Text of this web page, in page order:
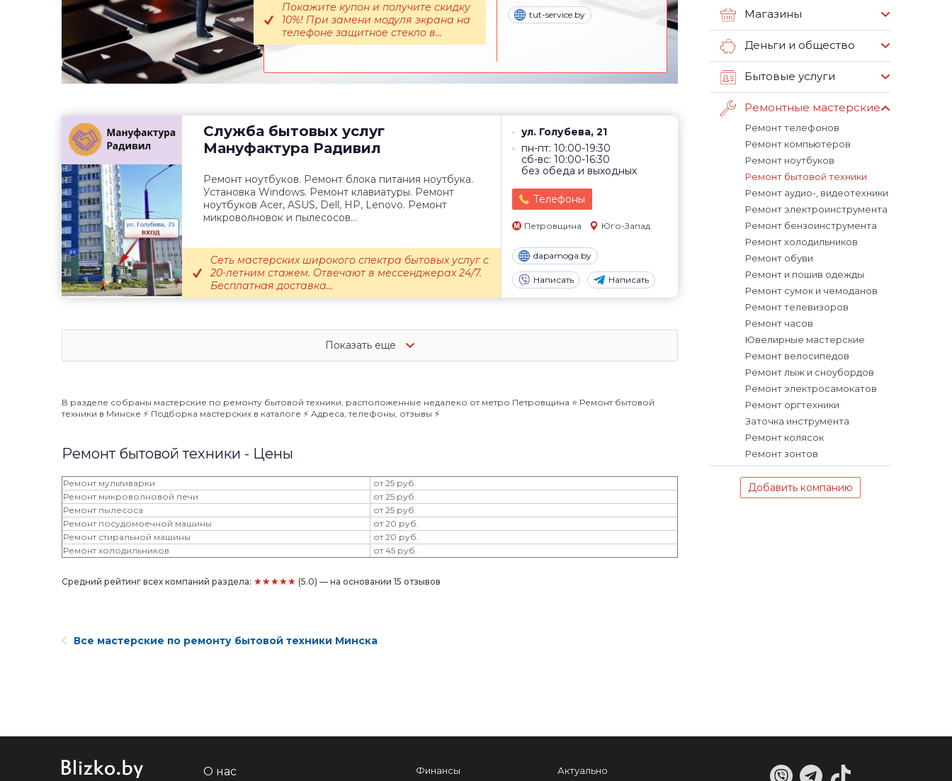
tut-service.by
Покажите купон и получите скидку
10%! При замени модуля экрана на
телефоне защитное стекло в...
Служба бытовых услуг
Мануфактура Радивил
ул. Голубева, 21
пн-пт: 10:00-19:30
сб-вс: 10:00-16:30
без обеда и выходных
Телефоны
Петровщина Юго-Запад
dapamoga.by
Написать Написать
Ремонт ноутбуков. Ремонт блока питания ноутбука.
Установка Windows. Ремонт клавиатуры. Ремонт
ноутбуков Acer, ASUS, Dell, HP, Lenovo. Ремонт
микроволновок и пылесосов...
Сеть мастерских широкого спектра бытовых услуг с
20-летним стажем. Отвечают в мессенджерах 24/7.
Бесплатная доставка...
Показать еще
В разделе собраны мастерские по ремонту бытовой техники, расположенные недалеко от метро Петровщина ⭐️ Ремонт бытовой
техники в Минске ⚡️ Подборка мастерских в каталоге ⚡️ Адреса, телефоны, отзывы ⚡️
Ремонт бытовой техники - Цены
Ремонт мультиварки
от 25 руб.
Ремонт микроволновой печи
от 25 руб.
Ремонт пылесоса
от 25 руб.
Ремонт посудомоечной машины
от 20 руб.
Ремонт стиральной машины
от 20 руб.
Ремонт холодильников
от 45 руб.
Средний рейтинг всех компаний раздела: ★★★★★ (5.0) — на основании 15 отзывов
Магазины
Деньги и общество
Бытовые услуги
Ремонтные мастерские
Ремонт телефонов
Ремонт компьютеров
Ремонт ноутбуков
Ремонт бытовой техники
Ремонт аудио-, видеотехники
Ремонт электроинструмента
Ремонт бензоинструмента
Ремонт холодильников
Ремонт обуви
Ремонт и пошив одежды
Ремонт сумок и чемоданов
Ремонт телевизоров
Ремонт часов
Ювелирные мастерские
Ремонт велосипедов
Ремонт лыж и сноубордов
Ремонт электросамокатов
Ремонт оргтехники
Заточка инструмента
Ремонт колясок
Ремонт зонтов
Добавить компанию
Все мастерские по ремонту бытовой техники Минска
О нас Финансы Актуально